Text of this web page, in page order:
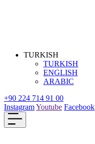
TURKISH
TURKISH
ENGLISH
ARABIC
+90 224 714 91 00
InstagramYoutube Facebook